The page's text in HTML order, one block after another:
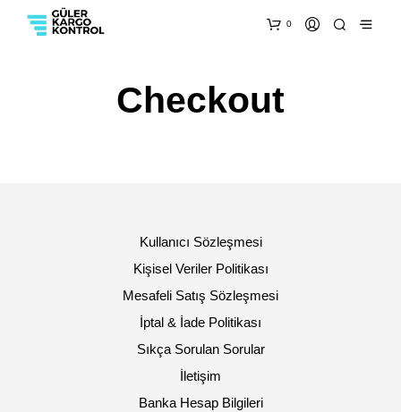
0
Checkout
Kullanıcı Sözleşmesi
Kişisel Veriler Politikası
Mesafeli Satış Sözleşmesi
İptal & İade Politikası
Sıkça Sorulan Sorular
İletişim
Banka Hesap Bilgileri